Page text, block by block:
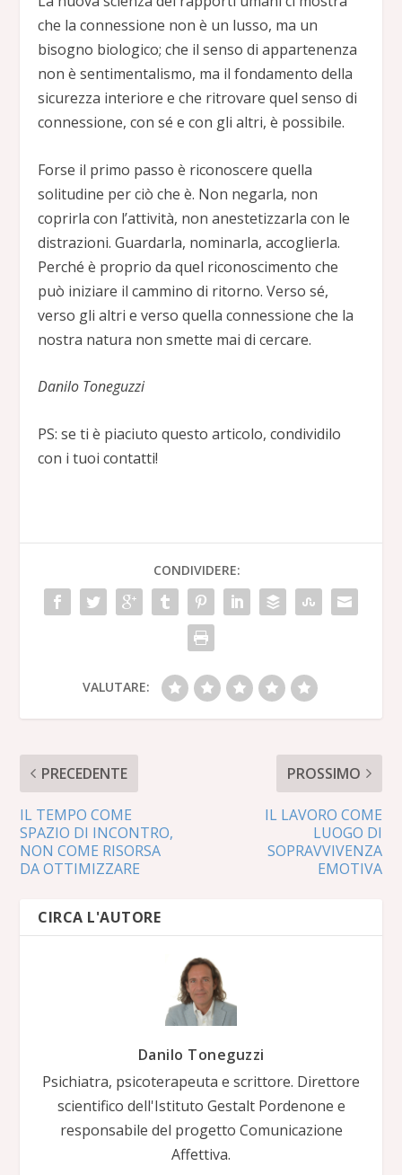
che la connessione non è un lusso, ma un
bisogno biologico; che il senso di appartenenza
non è sentimentalismo, ma il fondamento della
sicurezza interiore e che ritrovare quel senso di
connessione, con sé e con gli altri, è possibile.
Forse il primo passo è riconoscere quella
solitudine per ciò che è. Non negarla, non
coprirla con l’attività, non anestetizzarla con le
distrazioni. Guardarla, nominarla, accoglierla.
Perché è proprio da quel riconoscimento che
può iniziare il cammino di ritorno. Verso sé,
verso gli altri e verso quella connessione che la
nostra natura non smette mai di cercare.
Danilo Toneguzzi
PS: se ti è piaciuto questo articolo, condividilo
con i tuoi contatti!
CONDIVIDERE:
VALUTARE:
PRECEDENTE
IL TEMPO COME
SPAZIO DI INCONTRO,
NON COME RISORSA
DA OTTIMIZZARE
PROSSIMO
IL LAVORO COME
LUOGO DI
SOPRAVVIVENZA
EMOTIVA
CIRCA L'AUTORE
Danilo Toneguzzi
Psichiatra, psicoterapeuta e scrittore. Direttore
scientifico dell'Istituto Gestalt Pordenone e
responsabile del progetto Comunicazione
Affettiva.